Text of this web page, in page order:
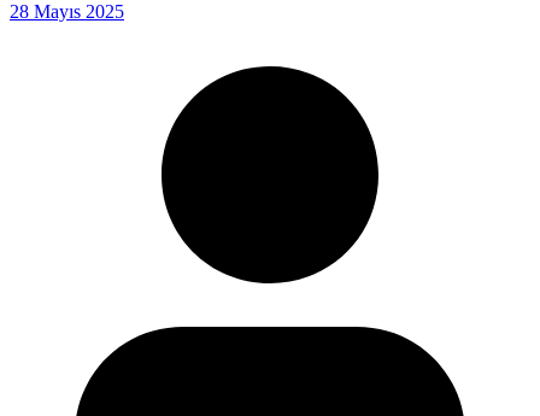
28 Mayıs 2025